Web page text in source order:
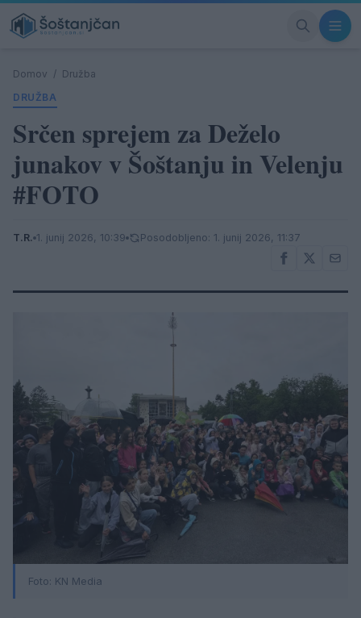
Domov / Družba
DRUŽBA
Srčen sprejem za Deželo
junakov v Šoštanju in Velenju
#FOTO
T.R. 1. junij 2026, 10:39 Posodobljeno: 1. junij 2026, 11:37
Foto: KN Media